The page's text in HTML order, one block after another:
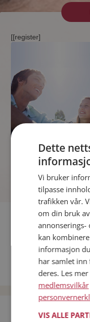
[[register]
Fler single
Date menn i Norge
Date kvinner i Norge
Bli
Dette
Vi bruker
tilpasse
trafikken vår.
om din bruk
annonserings-
kan
informasjon
har samlet inn
deres. Les
medlemsvilkår
VIS ALLE